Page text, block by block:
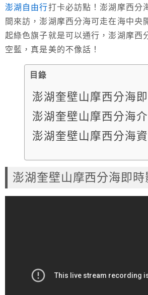
澎湖自由行打卡必訪點！澎湖摩西分
間來訪，澎湖摩西分海可走在海中央
起綠色旗子就是可以通行，澎湖摩西
空藍，真是美的不像話！
目錄
澎湖奎壁山摩西分海
澎湖奎壁山摩西分海
澎湖奎壁山摩西分海
澎湖奎壁山摩西分海即時